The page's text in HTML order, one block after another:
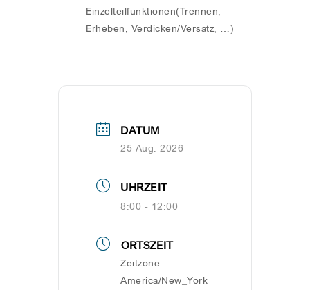
Einzelteilfunktionen(Trennen,
Erheben, Verdicken/Versatz, …)
DATUM
25 Aug. 2026
UHRZEIT
8:00 - 12:00
ORTSZEIT
Zeitzone:
America/New_York